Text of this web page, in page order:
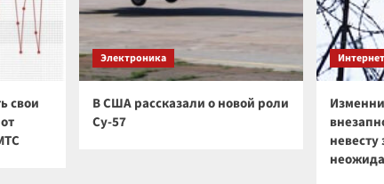
свои
Электроника
В США рассказали о новой роли
Су-57
Интернет